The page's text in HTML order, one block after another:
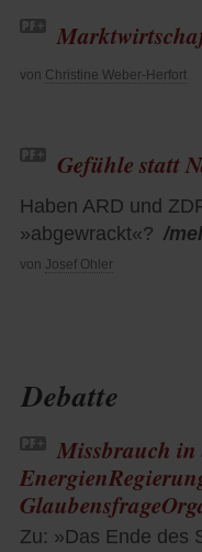
von Christine Weber-Herfort
Gefühle statt
Haben ARD und
»abgewrackt«? /
von Josef Ohler
Debatte
Missbrauch
Zu: »Das Ende des